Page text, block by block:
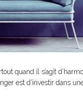
quand il s’agit
est d’investir dans